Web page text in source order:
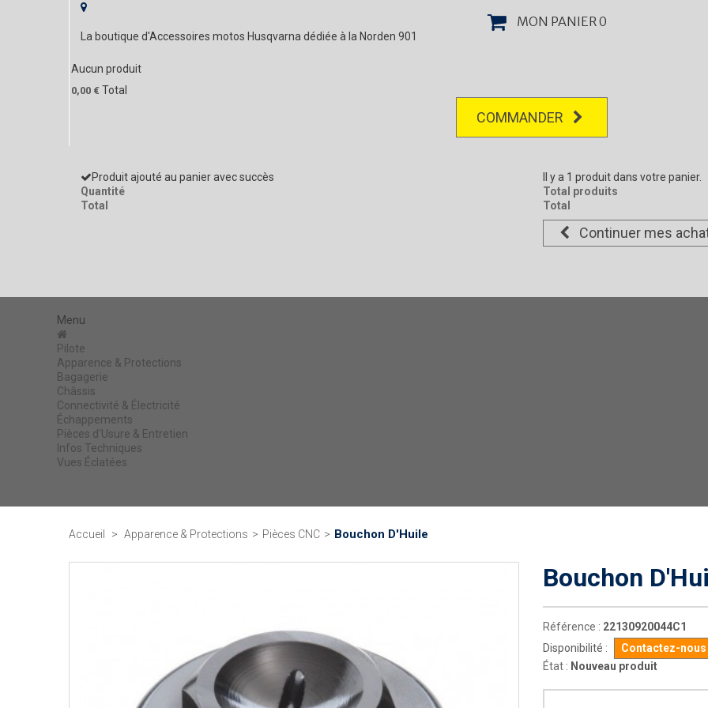
La boutique d'Accessoires motos Husqvarna dédiée à la Norden 901
MON PANIER0
Aucun produit
0,00 € Total
COMMANDER
Produit ajouté au panier avec succès
Quantité
Total
Il y a 1 produit dans votre panier.
Total produits
Total
Continuer mes
Menu
Pilote
Apparence & Protections
Bagagerie
Châssis
Connectivité & Électricité
Échappements
Pièces d'Usure & Entretien
Infos Techniques
Vues Éclatées
Accueil > Apparence & Protections > Pièces CNC > Bouchon D'Huile
Bouchon
Référence : 22130920044C1
Disponibilité :
Contactez-
État : Nouveau produit